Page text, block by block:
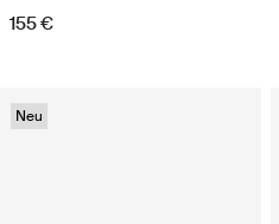
155 €
Neu